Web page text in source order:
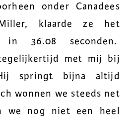
onder Canadees
klaarde ze het
in 36.08 seconden.
met mij bij
springt bijna altijd
wonnen we steeds net
we nog niet een heel